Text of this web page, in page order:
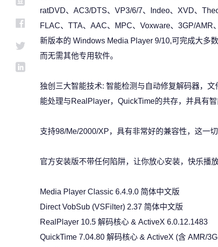
ratDVD、AC3/DTS、VP3/6/7、Indeo、XVD、
FLAC、TTA、AAC、MPC、Voxware、3GP/AMR
新版本的 Windows Media Player 9/10,可完成大多
而无需其他专用软件。
独创三大智能技术: 智能检测与自动修复解码器，
能处理与RealPlayer，QuickTime的共存，并具有
支持98/Me/2000/XP，具有非常好的兼容性，这一
官方安装版不带任何陷阱，让你放心安装，快乐播
Media Player Classic 6.4.9.0 简体中文版
Direct VobSub (VSFilter) 2.37 简体中文版
RealPlayer 10.5 解码核心 & ActiveX 6.0.12.1483
QuickTime 7.04.80 解码核心 & ActiveX (含 AMR/